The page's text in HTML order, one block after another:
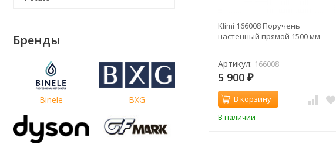
Klimi 166008 Поручень
настенный прямой 1500 мм
Артикул: 166008
5 900 ₽
В корзину
В наличии
Бренды
Binele BXG